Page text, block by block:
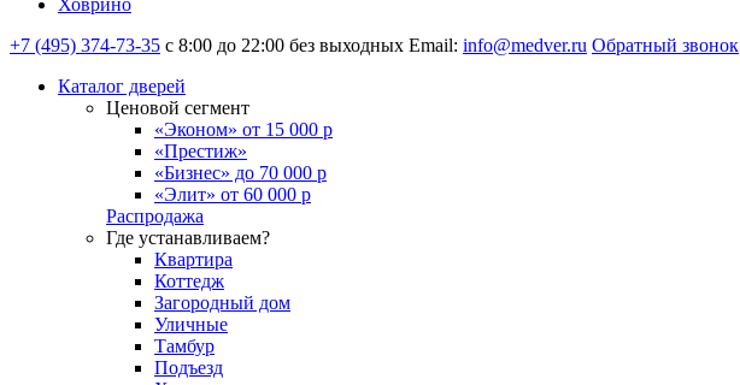
Ховрино
+7 (495) 374-73-35 с 8:00 до 22:00 без выходных Email: info@medver.ru Обратный звонок
Каталог дверей
Ценовой сегмент
«Эконом» от 15 000 р
«Престиж»
«Бизнес» до 70 000 р
«Элит» от 60 000 р
Распродажа
Где устанавливаем?
Квартира
Коттедж
Загородный дом
Уличные
Тамбур
Подъезд